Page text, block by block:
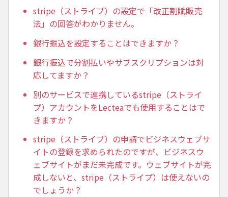
stripe（ストライプ）の設定で「改正割賦販売
法」の回答がわかりません。
銀行振込を設定することはできますか？
銀行振込で分割払いやサブスクリプションは対
応してますか？
別のサービスで連携しているstripe（ストライ
プ）アカウントをLecteaでも使用することはで
きますか？
stripe（ストライプ）の申請でビジネスウェブサ
イトの登録を求められたのですが、ビジネスウ
ェブサイトがまだ未完成です。ウェブサイトが完
成しないと、stripe（ストライプ）は使えないの
でしょうか？